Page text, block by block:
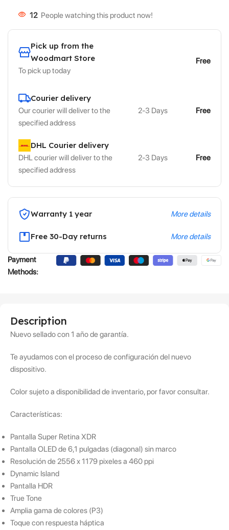
12 People watching this product now!
Pick up from the
Woodmart Store
To pick up today
Free
Courier delivery
Our courier will deliver to the
specified address
2-3 Days Free
DHL Courier delivery
DHL courier will deliver to the
specified address
2-3 Days Free
Warranty 1 year More details
Free 30-Day returns More details
Payment
Methods:
Description
Nuevo sellado con 1 año de garantía.
Te ayudamos con el proceso de configuración del nuevo
dispositivo.
Color sujeto a disponibilidad de inventario, por favor consultar.
Características:
Pantalla Super Retina XDR
Pantalla OLED de 6,1 pulgadas (diagonal) sin marco
Resolución de 2556 x 1179 pixeles a 460 ppi
Dynamic Island
Pantalla HDR
True Tone
Amplia gama de colores (P3)
Toque con respuesta háptica